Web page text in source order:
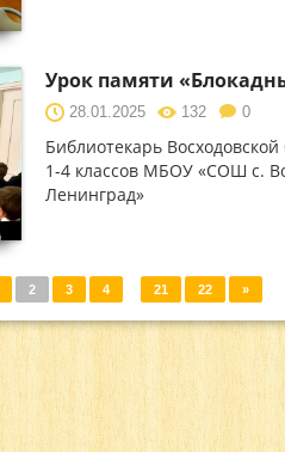
Урок памяти
28.01.2025 132 0
Библиотекарь
1-4 классов МБОУ «СОШ с.
Ленинград»
2 3 4 21 22 »